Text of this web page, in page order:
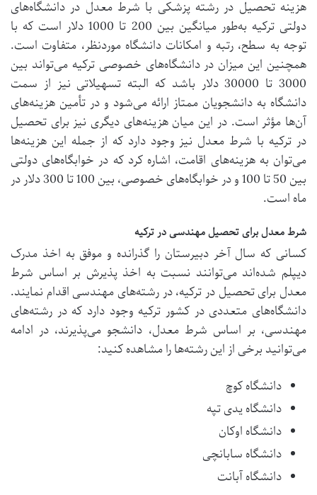
هزینه تحصیل در رشته پزشکی با شرط معدل در دانشگاه‌های
دولتی ترکیه به‌طور میانگین بین 200 تا 1000 دلار است که با
توجه به سطح، رتبه و امکانات دانشگاه موردنظر، متفاوت است.
همچنین این میزان در دانشگاه‌های خصوصی ترکیه می‌تواند بین
3000 تا 30000 دلار باشد که البته تسهیلاتی نیز از سمت
دانشگاه به دانشجویان ممتاز ارائه می‌شود و در تأمین هزینه‌های
آن‌ها مؤثر است. در این میان هزینه‌های دیگری نیز برای تحصیل
در ترکیه با شرط معدل نیز وجود دارد که از جمله این هزینه‌ها
می‌توان به هزینه‌های اقامت، اشاره کرد که در خوابگاه‌های دولتی
بین 50 تا 100 و در خوابگاه‌های خصوصی، بین 100 تا 300 دلار در
ماه است.
شرط معدل برای تحصیل مهندسی در ترکیه
کسانی که سال آخر دبیرستان را گذرانده و موفق به اخذ مدرک
دیپلم شده‌اند می‌توانند نسبت به اخذ پذیرش بر اساس شرط
معدل برای تحصیل در ترکیه، در رشته‌های مهندسی اقدام نمایند.
دانشگاه‌های متعددی در کشور ترکیه وجود دارد که در رشته‌های
مهندسی، بر اساس شرط معدل، دانشجو می‌پذیرند، در ادامه
می‌توانید برخی از این رشته‌ها را مشاهده کنید:
دانشگاه کوچ
دانشگاه یدی تپه
دانشگاه اوکان
دانشگاه سابانچی
دانشگاه آبانت